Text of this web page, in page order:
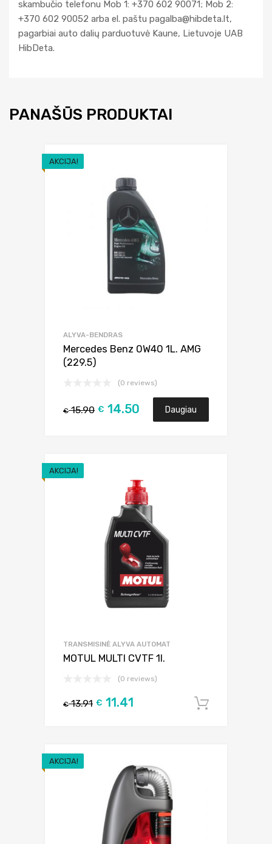
skambučio telefonu Mob 1: +370 602 90071; Mob 2:
+370 602 90052 arba el. paštu pagalba@hibdeta.lt,
pagarbiai auto dalių parduotuvė Kaune, Lietuvoje UAB
HibDeta.
PANAŠŪS PRODUKTAI
AKCIJA!
ALYVA-BENDRAS
Mercedes Benz 0W40 1L. AMG
(229.5)
(0 reviews)
€15.90 € 14.50 Daugiau
AKCIJA!
TRANSMISINĖ ALYVA AUTOMAT
MOTUL MULTI CVTF 1l.
(0 reviews)
€13.91 € 11.41
AKCIJA!